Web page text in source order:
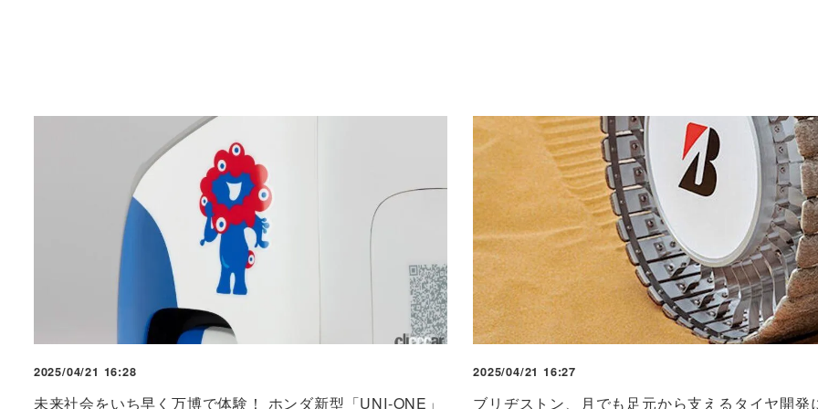
2025/04/21 16:28
未来社会をいち早く万博で体験！ ホンダ新型「UNI-ONE」
2025/04/21 16:27
ブリヂストン、月でも足元から支えるタイヤ開発